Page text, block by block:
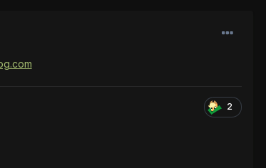
2